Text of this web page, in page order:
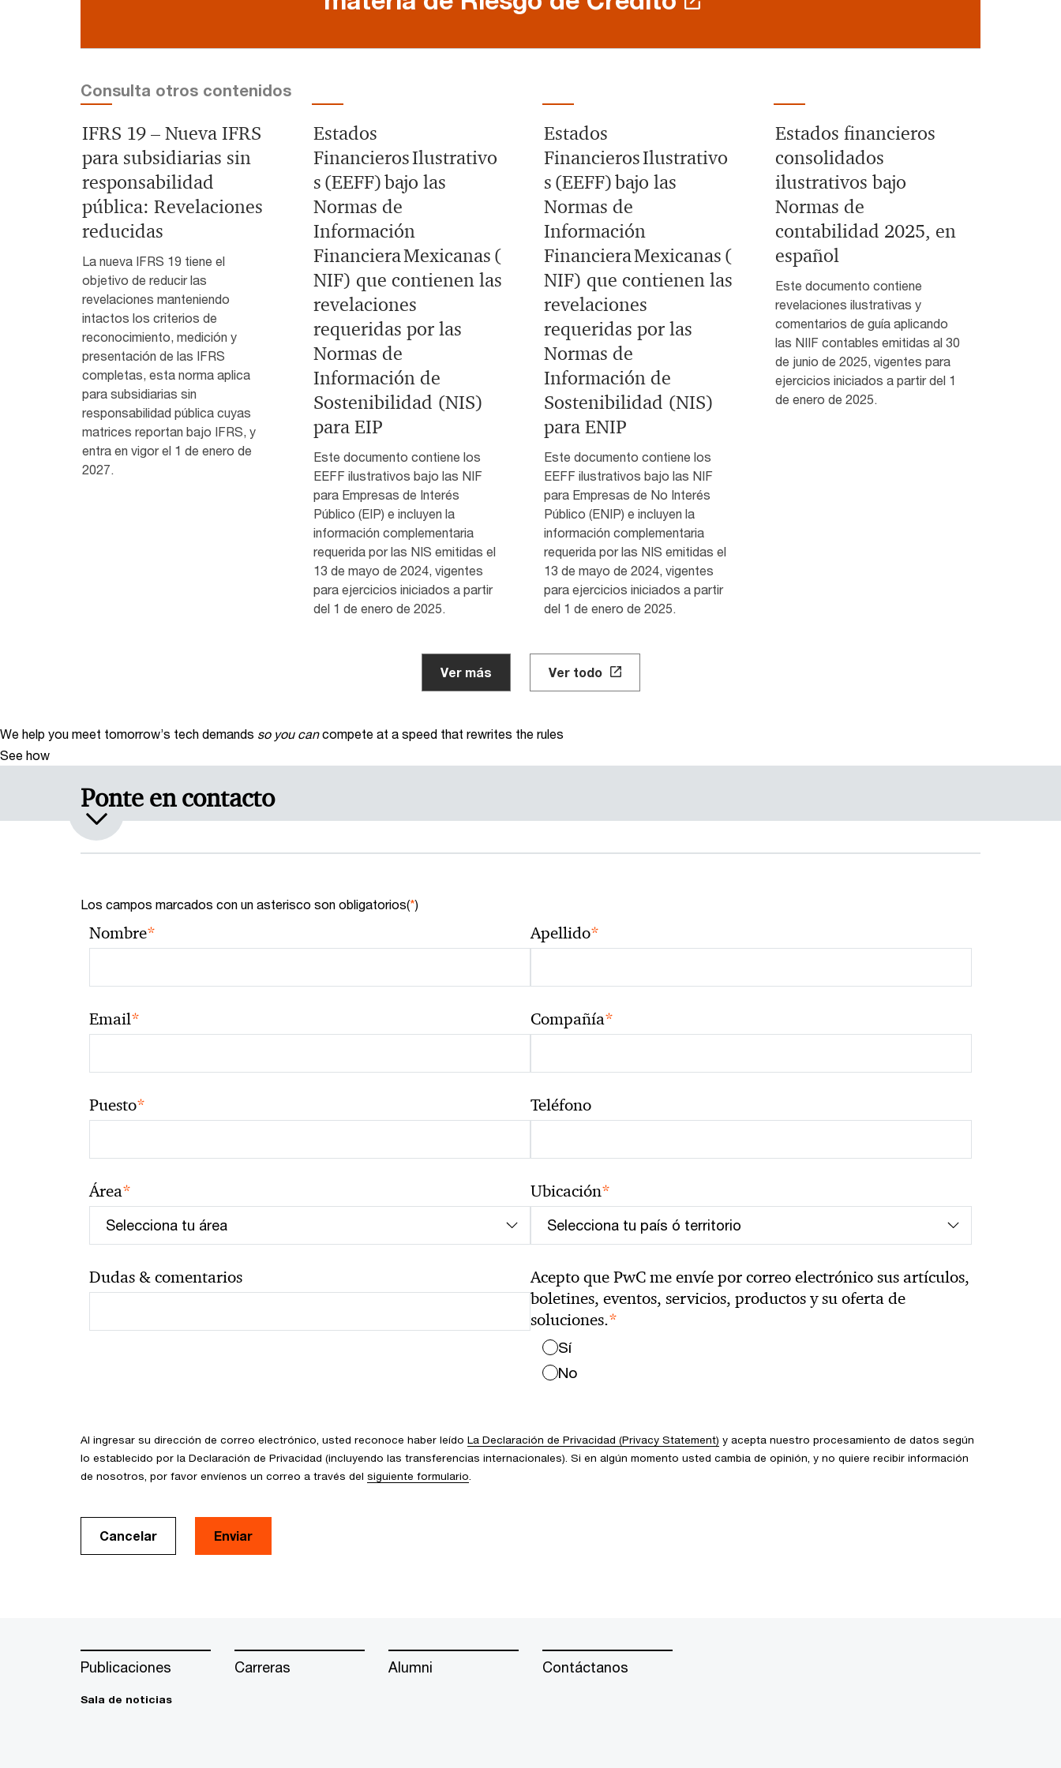
Consulta otros contenidos
IFRS 19 – Nueva IFRS
para subsidiarias sin
responsabilidad
pública: Revelaciones
reducidas
La nueva IFRS 19 tiene el
objetivo de reducir las
revelaciones manteniendo
intactos los criterios de
reconocimiento, medición y
presentación de las IFRS
completas, esta norma aplica
para subsidiarias sin
responsabilidad pública cuyas
matrices reportan bajo IFRS, y
entra en vigor el 1 de enero de
2027.
Estados
Financieros Ilustrativo
s (EEFF) bajo las
Normas de
Información
Financiera Mexicanas (
NIF) que contienen las
revelaciones
requeridas por las
Normas de
Información de
Sostenibilidad (NIS)
para EIP
Este documento contiene los
EEFF ilustrativos bajo las NIF
para Empresas de Interés
Público (EIP) e incluyen la
información complementaria
requerida por las NIS emitidas el
13 de mayo de 2024, vigentes
para ejercicios iniciados a partir
del 1 de enero de 2025.
Estados
Financieros Ilustrativo
s (EEFF) bajo las
Normas de
Información
Financiera Mexicanas (
NIF) que contienen las
revelaciones
requeridas por las
Normas de
Información de
Sostenibilidad (NIS)
para ENIP
Este documento contiene los
EEFF ilustrativos bajo las NIF
para Empresas de No Interés
Público (ENIP) e incluyen la
información complementaria
requerida por las NIS emitidas el
13 de mayo de 2024, vigentes
para ejercicios iniciados a partir
del 1 de enero de 2025.
Estados financieros
consolidados
ilustrativos bajo
Normas de
contabilidad 2025, en
español
Este documento contiene
revelaciones ilustrativas y
comentarios de guía aplicando
las NIIF contables emitidas al 30
de junio de 2025, vigentes para
ejercicios iniciados a partir del 1
de enero de 2025.
Ver más Ver todo
We help you meet tomorrow’s tech demands so you can compete at a speed that rewrites the rules
See how
Ponte en contacto
Los campos marcados con un asterisco son obligatorios(*)
Nombre* Apellido*
Email* Compañía*
Puesto* Teléfono
Área* Ubicación*
Dudas & comentarios
Acepto que PwC me envíe por correo electrónico sus artículos,
boletines, eventos, servicios, productos y su oferta de
soluciones.*
Sí
No
Al ingresar su dirección de correo electrónico, usted reconoce haber leído La Declaración de Privacidad (Privacy Statement) y acepta nuestro procesamiento de datos según
lo establecido por la Declaración de Privacidad (incluyendo las transferencias internacionales). Si en algún momento usted cambia de opinión, y no quiere recibir información
de nosotros, por favor envíenos un correo a través del siguiente formulario
Cancelar Enviar
Publicaciones
Sala de noticias
Carreras Alumni Contáctanos